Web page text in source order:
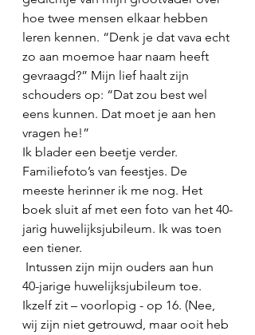
hoe twee mensen elkaar hebben
leren kennen. “Denk je dat vava echt
zo aan moemoe haar naam heeft
gevraagd?” Mijn lief haalt zijn
schouders op: “Dat zou best wel
eens kunnen. Dat moet je aan hen
vragen he!”
Ik blader een beetje verder.
Familiefoto’s van feestjes. De
meeste herinner ik me nog. Het
boek sluit af met een foto van het 40-
jarig huwelijksjubileum. Ik was toen
een tiener.
40-jarige huwelijksjubileum toe.
Ikzelf zit – voorlopig - op 16. (Nee,
wij zijn niet getrouwd, maar ooit heb